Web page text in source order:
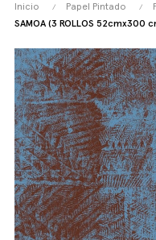
Inicio Papel Pintado
SAMOA (3 ROLLOS 52cmx300